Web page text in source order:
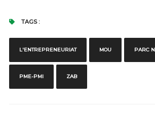
TAGS :
L'ENTREPRENEURIAT MOU PARC
PME-PMI ZAB